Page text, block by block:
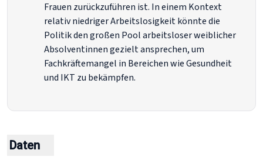
Frauen zurückzuführen ist. In einem Kontext
relativ niedriger Arbeitslosigkeit könnte die
Politik den großen Pool arbeitsloser weiblicher
Absolventinnen gezielt ansprechen, um
Fachkräftemangel in Bereichen wie Gesundheit
und IKT zu bekämpfen.
Daten